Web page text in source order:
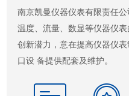
南京凯曼仪器仪表有限责任
温度、流量、数显等仪器仪
创新潜力，意在提高仪器仪
口设 备提供配套及维护。